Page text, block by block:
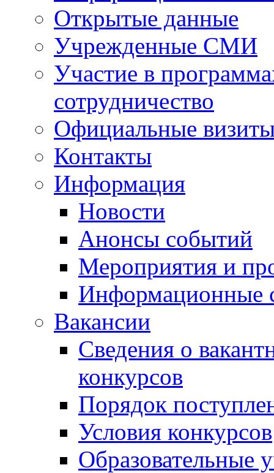
Открытые данные
Учрежденные СМИ
Участие в
сотрудничество
Официальные
Контакты
Информация
Новости
Анонсы событий
Мероприятия и
Информационные
Вакансии
Сведения о
конкурсов
Порядок
Условия конкурсов
Образовательные